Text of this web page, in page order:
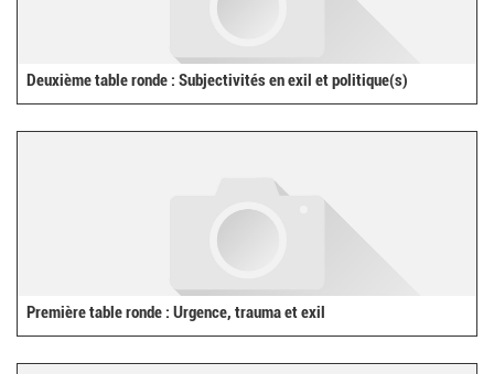
Deuxième table ronde : Subjectivités en exil et politique(s)
Première table ronde : Urgence, trauma et exil